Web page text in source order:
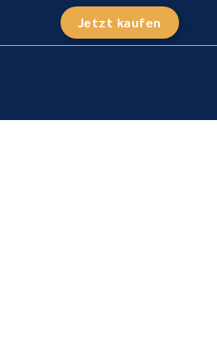
Jetzt kaufen